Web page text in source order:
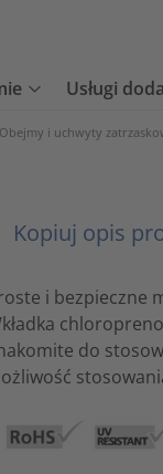
Usługi
Obejmy i uchwyty
Kopiuj opis
i bezpieczne
do